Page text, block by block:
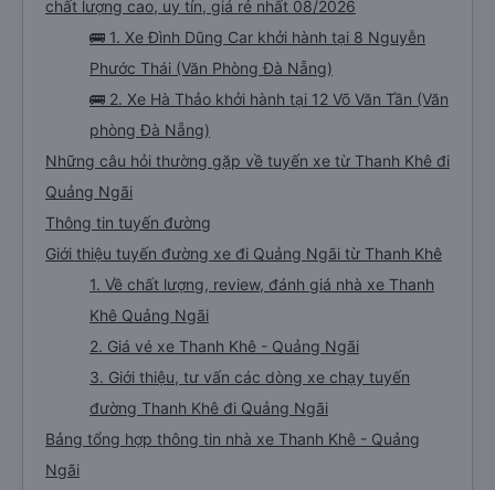
chất lượng cao, uy tín, giá rẻ nhất 08/2026
🚌 1. Xe Đình Dũng Car khởi hành tại 8 Nguyễn
Phước Thái (Văn Phòng Đà Nẵng)
🚌 2. Xe Hà Thảo khởi hành tại 12 Võ Văn Tần (Văn
phòng Đà Nẵng)
Những câu hỏi thường gặp về tuyến xe từ Thanh Khê đi
Quảng Ngãi
Thông tin tuyến đường
Giới thiệu tuyến đường xe đi Quảng Ngãi từ Thanh Khê
1. Về chất lượng, review, đánh giá nhà xe Thanh
Khê Quảng Ngãi
2. Giá vé xe Thanh Khê - Quảng Ngãi
3. Giới thiệu, tư vấn các dòng xe chạy tuyến
đường Thanh Khê đi Quảng Ngãi
Bảng tổng hợp thông tin nhà xe Thanh Khê - Quảng
Ngãi